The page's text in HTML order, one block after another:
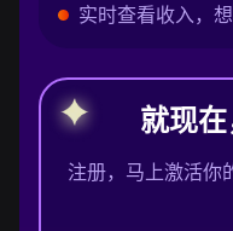
实时查看收入，
就现在
注册，马上激活你